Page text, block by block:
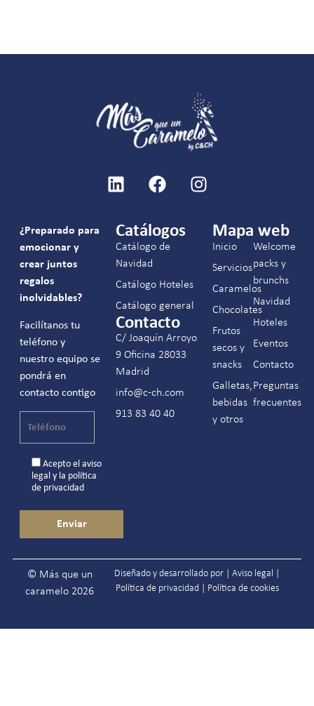
¿Preparado para
emocionar y
crear juntos
regalos
inolvidables?
Facilítanos tu
teléfono y
nuestro equipo se
pondrá en
contacto contigo
Acepto el aviso
legal y la política
de privacidad
Catálogos
Catálogo de
Navidad
Catálogo Hoteles
Catálogo general
Contacto
C/ Joaquín Arroyo
9 Oficina 28033
Madrid
info@c-ch.com
913 83 40 40
Mapa web
Inicio
Servicios
Caramelos
Chocolates
Frutos
secos y
snacks
Galletas,
bebidas
y otros
Welcome
packs y
brunchs
Navidad
Hoteles
Eventos
Contacto
Preguntas
frecuentes
© Más que un
caramelo 2026
Diseñado y desarrollado por |Aviso legal
Política de privacidad| Política de cookies